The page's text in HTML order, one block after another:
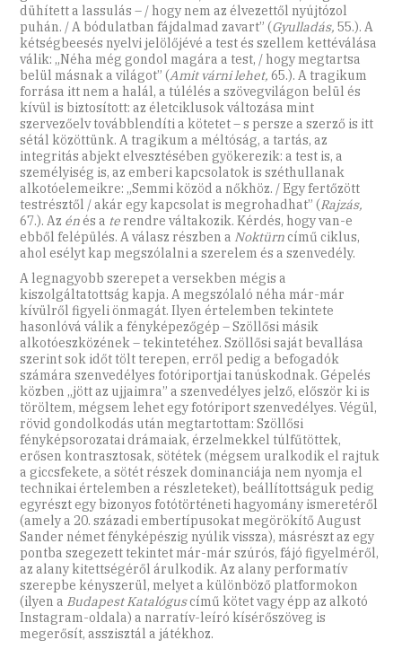
dühített a lassulás – / hogy nem az élvezettől nyújtózol
puhán. / A bódulatban fájdalmad zavart” (Gyulladás,55.). A
kétségbeesés nyelvi jelölőjévé a test és szellem kettéválása
válik: „Néha még gondol magára a test, / hogy megtartsa
belül másnak a világot” (Amit várni lehet, 65.). A tragikum
forrása itt nem a halál, a túlélés a szövegvilágon belül és
kívül is biztosított: az életciklusok változása mint
szervezőelv továbblendíti a kötetet – s persze a szerző is itt
sétál közöttünk. A tragikum a méltóság, a tartás, az
integritás abjekt elvesztésében gyökerezik: a test is, a
személyiség is, az emberi kapcsolatok is széthullanak
alkotóelemeikre: „Semmi közöd a nőkhöz. / Egy fertőzött
testrésztől / akár egy kapcsolat is megrohadhat” (Rajzás,
67.). Az én és a te rendre váltakozik. Kérdés, hogy van-e
ebből felépülés. A válasz részben a Noktürncímű ciklus,
ahol esélyt kap megszólalni a szerelem és a szenvedély.
A legnagyobb szerepet a versekben mégis a
kiszolgáltatottság kapja. A megszólaló néha már-már
kívülről figyeli önmagát. Ilyen értelemben tekintete
hasonlóvá válik a fényképezőgép – Szöllősi másik
alkotóeszközének – tekintetéhez. Szöllősi saját bevallása
szerint sok időt tölt terepen, erről pedig a befogadók
számára szenvedélyes fotóriportjai tanúskodnak. Gépelés
közben „jött az ujjaimra” a szenvedélyes jelző, először ki is
töröltem, mégsem lehet egy fotóriport szenvedélyes. Végül,
rövid gondolkodás után megtartottam: Szöllősi
fényképsorozatai drámaiak, érzelmekkel túlfűtöttek,
erősen kontrasztosak, sötétek (mégsem uralkodik el rajtuk
a giccsfekete, a sötét részek dominanciája nem nyomja el
technikai értelemben a részleteket), beállítottságuk pedig
egyrészt egy bizonyos fotótörténeti hagyomány ismeretéről
(amely a 20. századi embertípusokat megörökítő August
Sander német fényképészig nyúlik vissza), másrészt az egy
pontba szegezett tekintet már-már szúrós, fájó figyelméről,
az alany kitettségéről árulkodik. Az alany performatív
szerepbe kényszerül, melyet a különböző platformokon
(ilyen a Budapest Katalóguscímű kötet vagy épp az alkotó
Instagram-oldala) a narratív-leíró kísérőszöveg is
megerősít, asszisztál a játékhoz.